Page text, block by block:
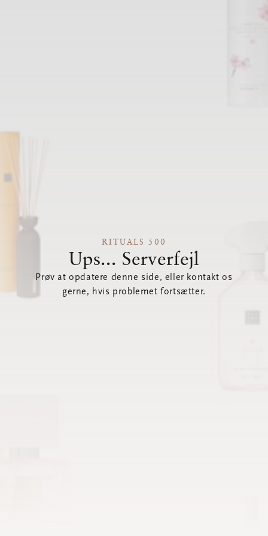
RITUALS 500
Ups... Serverfejl
Prøv at opdatere denne side, eller kontakt os
gerne, hvis problemet fortsætter.